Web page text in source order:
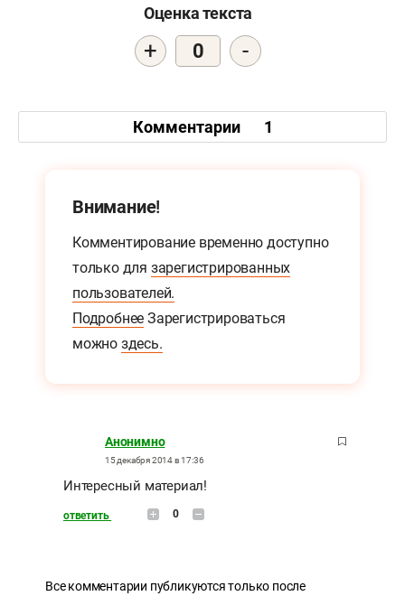
Оценка текста
+ 0 -
Комментарии 1
Внимание!
Комментирование временно доступно
только для зарегистрированных
пользователей.
Подробнее Зарегистрироваться
можно здесь.
Анонимно
15 декабря 2014 в 17:36
Интересный материал!
ответить 0
Все комментарии публикуются только после